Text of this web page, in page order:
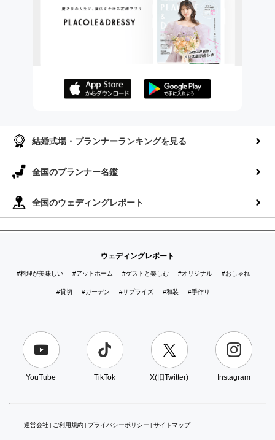
結婚式場・プランナーランキングを見る
全国のプランナー名鑑
全国のウェディングレポート
ウェディングレポート
#料理が美味しい #アットホーム #ゲストと楽しむ #オリジナル #おしゃれ
#貸切 #ガーデン #サプライズ #和装 #手作り
YouTube TikTok X(旧Twitter) Instagram
運営会社 ご利用規約 プライバシーポリシー サイトマップ